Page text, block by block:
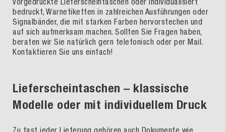
bedruckt, Warnetiketten in zahlreichen Ausführungen oder
Signalbänder, die mit starken Farben hervorstechen und
auf sich aufmerksam machen. Sollten Sie Fragen haben,
beraten wir Sie natürlich gern telefonisch oder per Mail.
Kontaktieren Sie uns einfach!
Lieferscheintaschen – klassische
Modelle oder mit individuellem Druck
Zu fast jeder Lieferung gehören auch Dokumente wie